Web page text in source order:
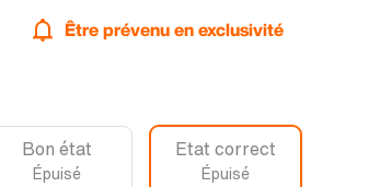
Être prévenu en exclusivité
Bon état
Épuisé
Etat correct
Épuisé